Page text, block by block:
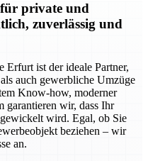
für private und
zuverlässig und
ist der ideale Partner,
auch gewerbliche Umzüge
Know-how, moderner
garantieren wir, dass Ihr
wird. Egal, ob Sie
beziehen – wir
an.